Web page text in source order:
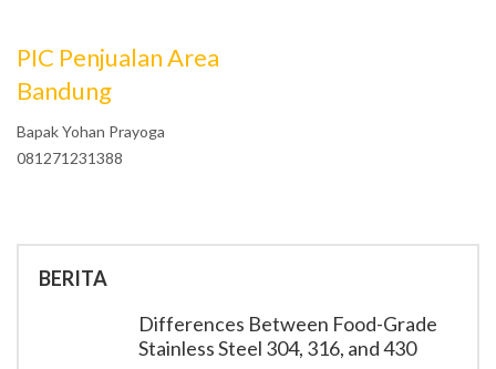
PIC Penjualan Area
Bandung
Bapak Yohan Prayoga
081271231388
BERITA
Differences Between Food-Grade
Stainless Steel 304, 316, and 430